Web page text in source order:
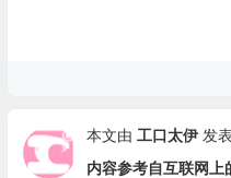
本文由 工口太伊发
内容参考自互联网上